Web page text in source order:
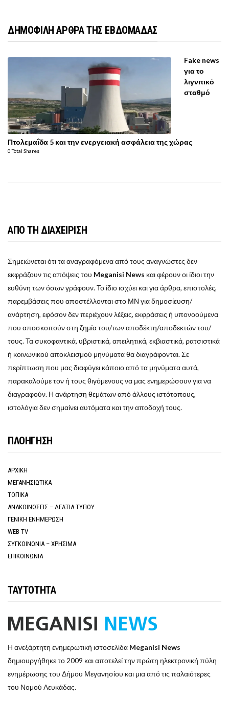
ΔΗΜΟΦΙΛΗ ΑΡΘΡΑ ΤΗΣ ΕΒΔΟΜΑΔΑΣ
Fake news
για το
λιγνιτικό
σταθμό
Πτολεμαΐδα 5 και την ενεργειακή ασφάλεια της χώρας
0 Total Shares
ΑΠΟ ΤΗ ΔΙΑΧΕΙΡΙΣΗ
Σημειώνεται ότι τα αναγραφόμενα από τους αναγνώστες δεν
εκφράζουν τις απόψεις του Meganisi News και φέρουν οι ίδιοι την
ευθύνη των όσων γράφουν. Το ίδιο ισχύει και για άρθρα, επιστολές,
παρεμβάσεις που αποστέλλονται στο ΜΝ για δημοσίευση/
ανάρτηση, εφόσον δεν περιέχουν λέξεις, εκφράσεις ή υπονοούμενα
που αποσκοπούν στη ζημία του/των αποδέκτη/αποδεκτών του/
τους. Τα συκοφαντικά, υβριστικά, απειλητικά, εκβιαστικά, ρατσιστικά
ή κοινωνικού αποκλεισμού μηνύματα θα διαγράφονται. Σε
περίπτωση που μας διαφύγει κάποιο από τα μηνύματα αυτά,
παρακαλούμε τον ή τους θιγόμενους να μας ενημερώσουν για να
διαγραφούν. Η ανάρτηση θεμάτων από άλλους ιστότοπους,
ιστολόγια δεν σημαίνει αυτόματα και την αποδοχή τους.
ΠΛΟΗΓΗΣΗ
ΑΡΧΙΚΗ
ΜΕΓΑΝΗΣΙΩΤΙΚΑ
ΤΟΠΙΚΑ
ΑΝΑΚΟΙΝΩΣΕΙΣ – ΔΕΛΤΙΑ ΤΥΠΟΥ
ΓΕΝΙΚΗ ΕΝΗΜΕΡΩΣΗ
WEB TV
ΣΥΓΚΟΙΝΩΝΙΑ – ΧΡΗΣΙΜΑ
ΕΠΙΚΟΙΝΩΝΙΑ
ΤΑΥΤΟΤΗΤΑ
Η ανεξάρτητη ενημερωτική ιστοσελίδα Meganisi News
δημιουργήθηκε το 2009 και αποτελεί την πρώτη ηλεκτρονική πύλη
ενημέρωσης του Δήμου Μεγανησίου και μια από τις παλαιότερες
του Νομού Λευκάδας.